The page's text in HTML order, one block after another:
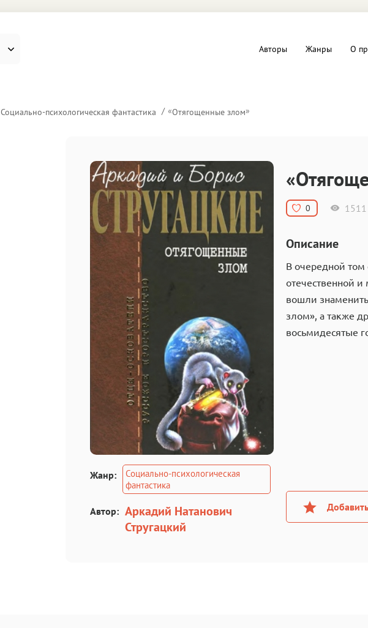
Драматургия
Домоводство Компьютеры и Интернет
Старинное Фольклор
Авторы Жанры О
Социально-психологическая фантастика «Отягощенные злом»
Жанр:
Социально-психологическая
фантастика
Автор: Аркадий Натанович
Стругацкий
0 1511
Описание
В очередной том
отечественной и
вошли
злом», а также
восьмидесятые